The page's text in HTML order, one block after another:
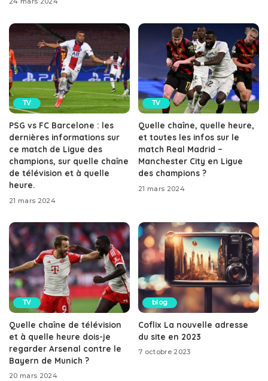
TV
PSG vs FC Barcelone : les
dernières informations sur
ce match de Ligue des
champions, sur quelle chaîne
de télévision et à quelle
heure.
21 mars 2024
TV
Quelle chaîne, quelle heure,
et toutes les infos sur le
match Real Madrid –
Manchester City en Ligue
des champions ?
21 mars 2024
TV
Quelle chaîne de télévision
et à quelle heure dois-je
regarder Arsenal contre le
Bayern de Munich ?
20 mars 2024
blog
Coflix La nouvelle adresse
du site en 2023
7 octobre 2023